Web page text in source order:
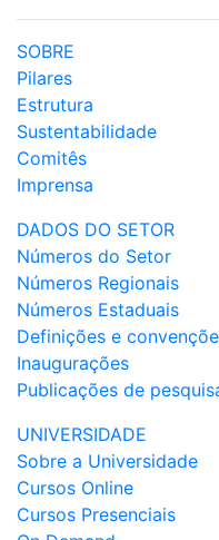
SOBRE
Pilares
Estrutura
Sustentabilidade
Comitês
Imprensa
DADOS DO SETOR
Números do Setor
Números Regionais
Números Estaduais
Definições e
Inaugurações
Publicações de
UNIVERSIDADE
Sobre a Universidade
Cursos Online
Cursos Presenciais